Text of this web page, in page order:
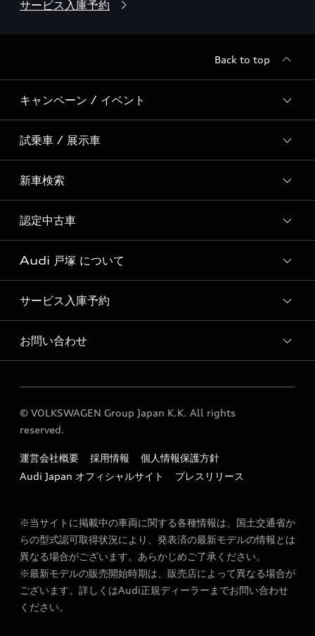
サービス入庫予約
Back to top
キャンペーン / イベント
全国統一イベント
ディーラー独自イベント
試乗車 / 展示車
試乗予約
試乗車・展示車一覧
新車検索
新車検索
認定中古車
Audi認定中古車検索
Audi 戸塚 について
Audi 戸塚 店舗情報
Audi 戸塚 運営会社概要
定期点検 / 車検 料金表
サービス入庫予約
Audi 戸塚 サービス入庫予約
お問い合わせ
各種お問い合わせ
© VOLKSWAGEN Group Japan K.K. All rights
reserved.
運営会社概要 採用情報
個人情報保護方針
Audi Japan オフィシャルサイト
プレスリリース
※当サイトに掲載中の車両に関する各種情報は、国土交通省か
らの型式認可取得状況により、発表済の最新モデルの情報とは
異なる場合がございます。あらかじめご了承ください。
※最新モデルの販売開始時期は、販売店によって異なる場合が
ございます。詳しくはAudi正規ディーラーまでお問い合わせ
ください。